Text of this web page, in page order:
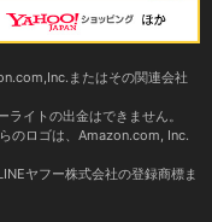
またはその関連会社
イトの出金はできません。
のロゴは、Amazon.com, Inc.
ヤフー株式会社の登録商標ま